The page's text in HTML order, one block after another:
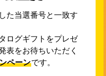
た当選番号と一致す
ログギフトをプレゼ
表をお待ちいただく
ペーンです。